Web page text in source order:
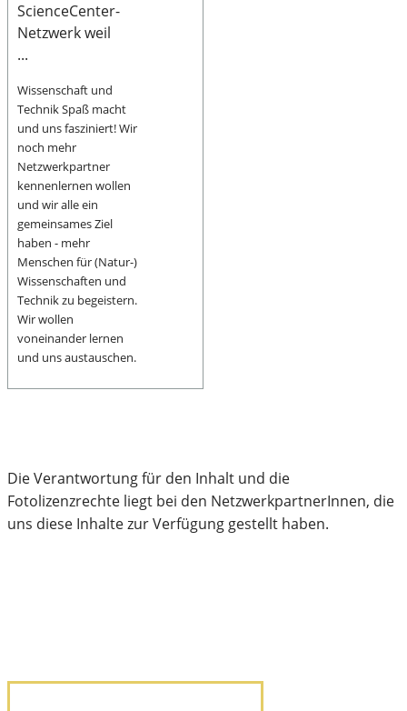
ScienceCenter-
Netzwerk weil
...
Wissenschaft und
Technik Spaß macht
und uns fasziniert! Wir
noch mehr
Netzwerkpartner
kennenlernen wollen
und wir alle ein
gemeinsames Ziel
haben - mehr
Menschen für (Natur-)
Wissenschaften und
Technik zu begeistern.
Wir wollen
voneinander lernen
und uns austauschen.
Die Verantwortung für den Inhalt und die
Fotolizenzrechte liegt bei den NetzwerkpartnerInnen, die
uns diese Inhalte zur Verfügung gestellt haben.